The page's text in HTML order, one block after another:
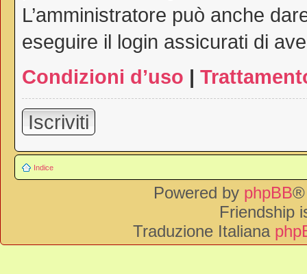
L’amministratore può anche
eseguire il login assicurati di
Condizioni d’uso |
Iscriviti
Indice
Powered by phpBB®
Friendship
Traduzione Italiana